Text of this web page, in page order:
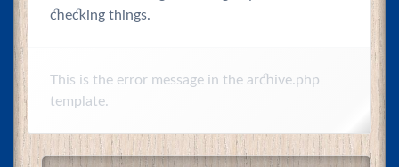
checking things.
This is the error message in the archive.php
template.